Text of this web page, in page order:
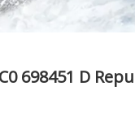
698451 D